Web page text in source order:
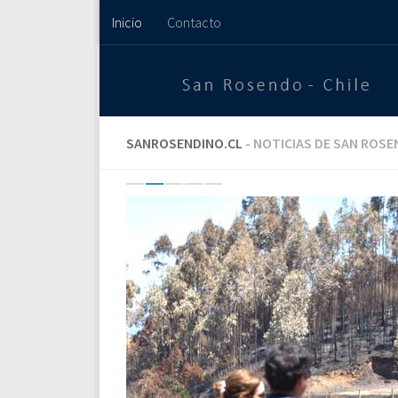
Saltar al contenido
Inicio Contacto
SANROSENDINO.CL - NOTICIAS DE SAN